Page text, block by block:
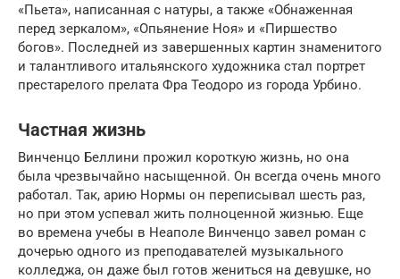
«Пьета», написанная с натуры, а также «Обнаженная
перед зеркалом», «Опьянение Ноя» и «Пиршество
богов». Последней из завершенных картин знаменитого
и талантливого итальянского художника стал портрет
престарелого прелата Фра Теодоро из города Урбино.
Частная жизнь
Винченцо Беллини прожил короткую жизнь, но она
была чрезвычайно насыщенной. Он всегда очень много
работал. Так, арию Нормы он переписывал шесть раз,
но при этом успевал жить полноценной жизнью. Еще
во времена учебы в Неаполе Винченцо завел роман с
дочерью одного из преподавателей музыкального
колледжа, он даже был готов жениться на девушке, но